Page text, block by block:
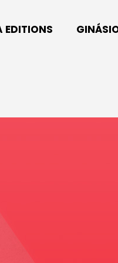
EDITIONS